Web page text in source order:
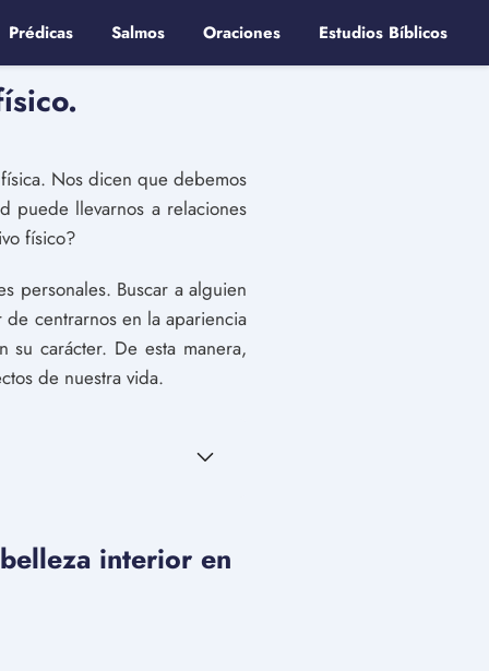
Prédicas Salmos Oraciones Estudios Bíblicos
Nos dicen que debemos
puede llevarnos a relaciones
físico?
personales. Buscar a alguien
centrarnos en la apariencia
su carácter. De esta manera,
de nuestra vida.
interior en